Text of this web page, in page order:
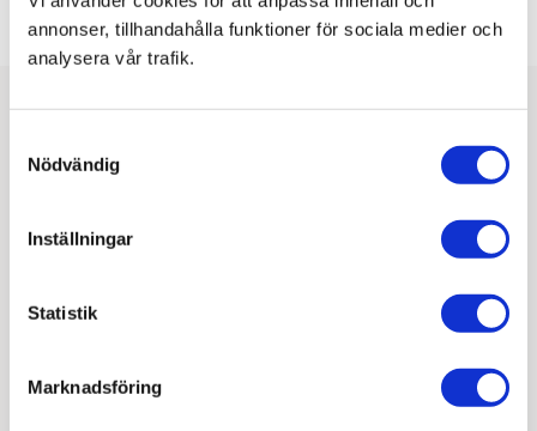
annonser, tillhandahålla funktioner för sociala medier och
analysera vår trafik.
Nödvändig
Inställningar
Statistik
Marknadsföring
Fler nyheter